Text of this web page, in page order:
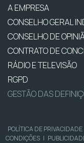
A EMPRESA
CONSELHO GERAL
CONSELHO DE
CONTRATO DE
RÁDIO E TELEVISÃO
RGPD
GESTÃO DAS
POLÍTICA DE PRIVACIDADE
CONDIÇÕES |